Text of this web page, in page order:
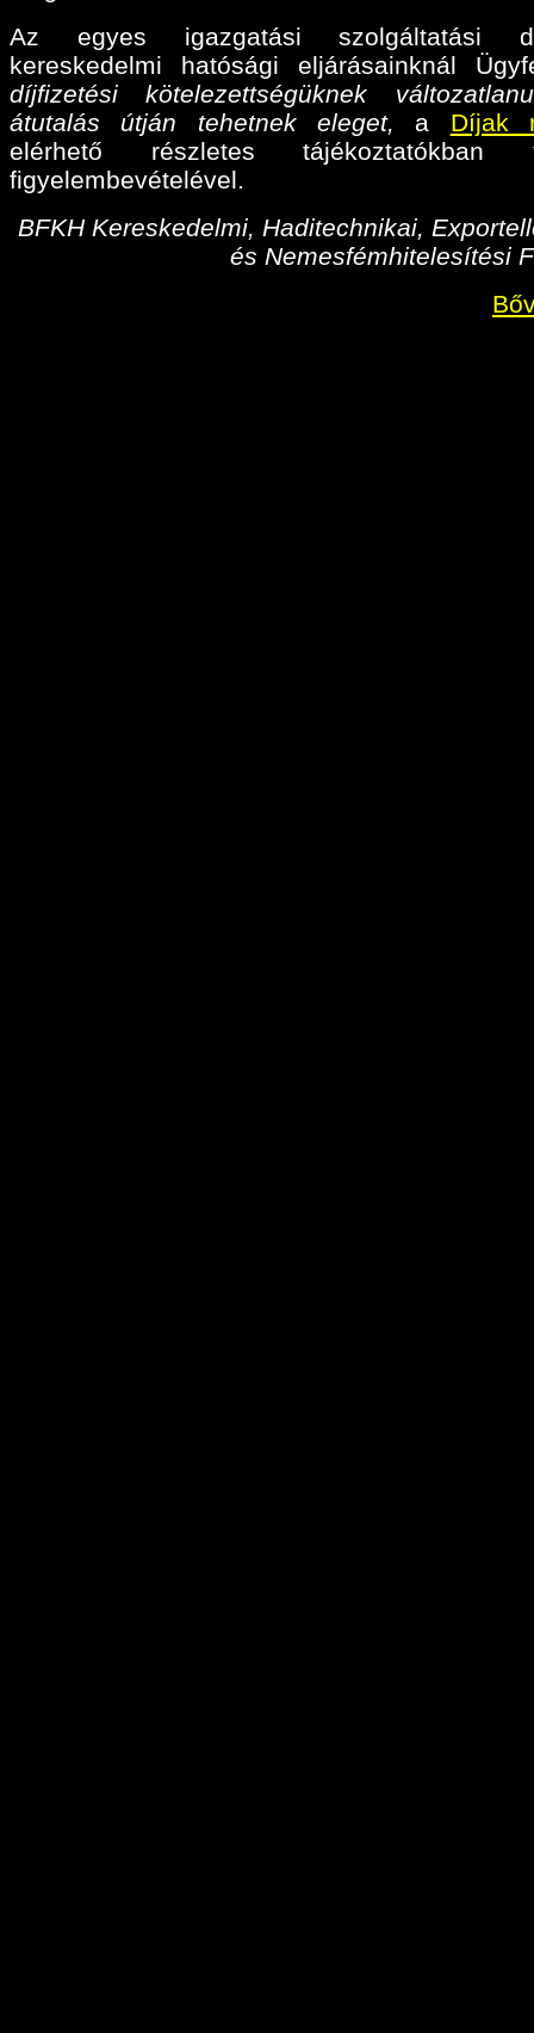
Az egyes igazgatási szolgáltatási
kereskedelmi hatósági eljárásainknál
díjfizetési kötelezettségüknek
átutalás útján tehetnek eleget, a Díjak
elérhető részletes tájékoztatókban
figyelembevételével.
BFKH Kereskedelmi, Haditechnikai,
és Nemesfémhitelesítési